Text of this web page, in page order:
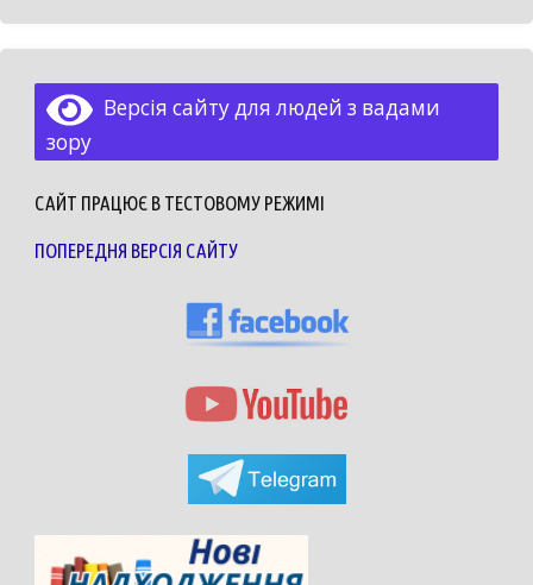
Версія сайту для людей з вадами
зору
САЙТ ПРАЦЮЄ В ТЕСТОВОМУ РЕЖИМІ
ПОПЕРЕДНЯ ВЕРСІЯ САЙТУ